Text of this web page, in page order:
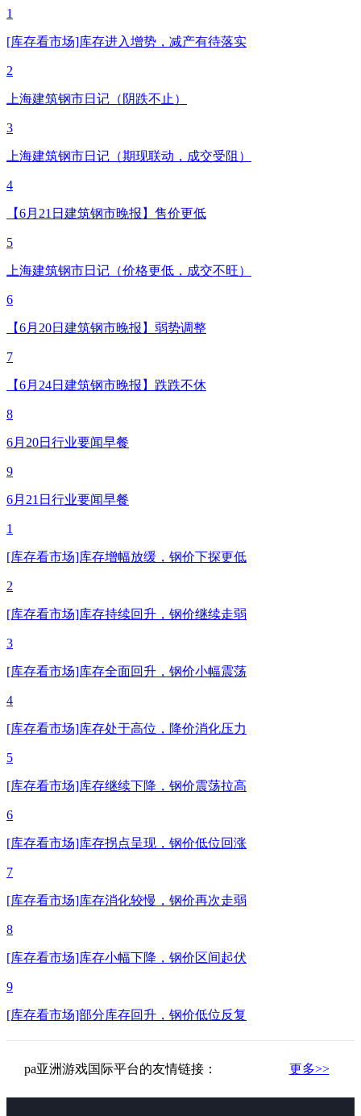
1
[库存看市场]库存进入增势，减产有待落实
2
上海建筑钢市日记（阴跌不止）
3
上海建筑钢市日记（期现联动，成交受阻）
4
【6月21日建筑钢市晚报】售价更低
5
上海建筑钢市日记（价格更低，成交不旺）
6
【6月20日建筑钢市晚报】弱势调整
7
【6月24日建筑钢市晚报】跌跌不休
8
6月20日行业要闻早餐
9
6月21日行业要闻早餐
1
[库存看市场]库存增幅放缓，钢价下探更低
2
[库存看市场]库存持续回升，钢价继续走弱
3
[库存看市场]库存全面回升，钢价小幅震荡
4
[库存看市场]库存处于高位，降价消化压力
5
[库存看市场]库存继续下降，钢价震荡拉高
6
[库存看市场]库存拐点呈现，钢价低位回涨
7
[库存看市场]库存消化较慢，钢价再次走弱
8
[库存看市场]库存小幅下降，钢价区间起伏
9
[库存看市场]部分库存回升，钢价低位反复
pa亚洲游戏国际平台的友情链接： 更多>>